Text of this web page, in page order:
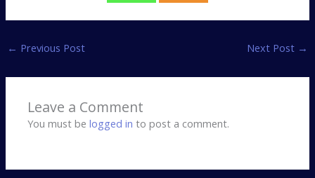
← Previous Post Next Post →
Leave a Comment
You must belogged in to post a comment.